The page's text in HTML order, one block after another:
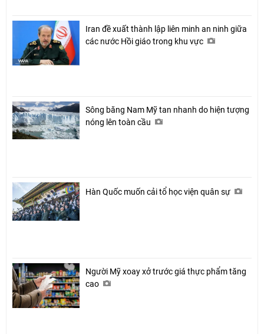
Iran đề xuất thành lập liên minh an ninh giữa
các nước Hồi giáo trong khu vực
Sông băng Nam Mỹ tan nhanh do hiện tượng
nóng lên toàn cầu
Hàn Quốc muốn cải tổ học viện quân sự
Người Mỹ xoay xở trước giá thực phẩm tăng
cao